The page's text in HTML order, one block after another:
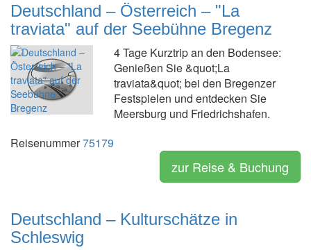
Deutschland – Österreich – "La
traviata" auf der Seebühne Bregenz
4 Tage Kurztrip an den Bodensee:
Genießen Sie &quot;La
traviata&quot; bei den Bregenzer
Festspielen und entdecken Sie
Meersburg und Friedrichshafen.
Reisenummer75179
zur Reise & Buchung
Deutschland – Kulturschätze in
Schleswig